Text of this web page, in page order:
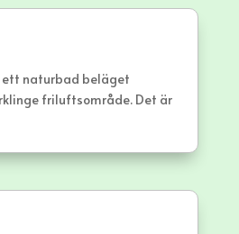
ett naturbad beläget
friluftsområde. Det är
bad med